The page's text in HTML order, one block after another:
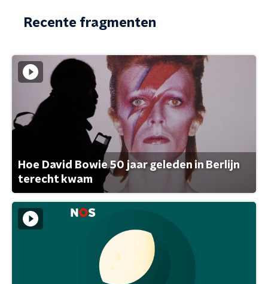
Recente fragmenten
Hoe David Bowie 50 jaar geleden in Berlijn
terecht kwam